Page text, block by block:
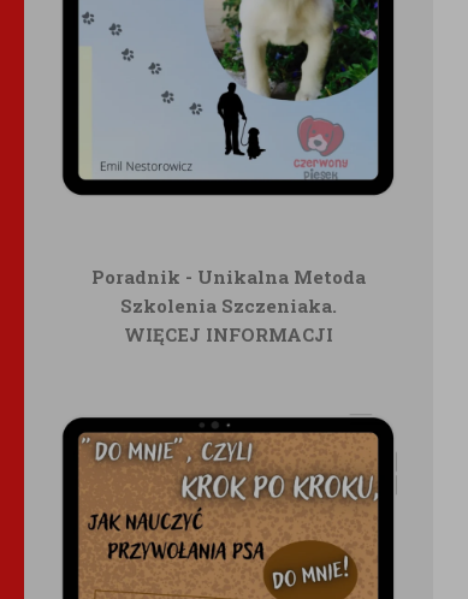
Poradnik - Unikalna Metoda
Szkolenia Szczeniaka.
WIĘCEJ INFORMACJI